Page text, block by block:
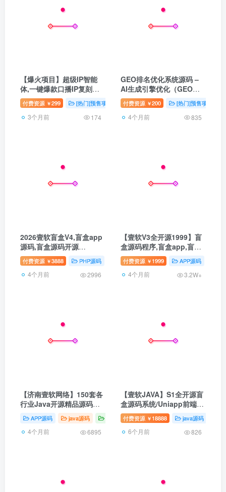
【爆火项目】超级IP智能
体,一键爆款口播IP复刻系
统，2026市场已验证爆款
项目，0基础小白快速上手
付费资源 ￥299 [热门]预售项目 壹软自研
3个月前 174
GEO排名优化系统源码 –
AI生成引擎优化（GEO）
搜索排名回答优化营销服务
大模型问答推荐GEO排名
优化系统源码搭建-全网首
付费资源 ￥200 [热门]预售项目
4个月前 835
2026壹软盲盒V4,盲盒app
源码,盲盒源码开源
uniapp,H5,小程序V4支持
国际盲盒源码
付费资源 ￥3888 PHP源码 国内盲盒 壹软互站 壹软盲盒-支
4个月前 2996
【壹软V3全开源1999】盲
盒源码程序,盲盒app,盲盒
小程序,支持国际版海外盲
盒付费资源 ￥ 1999 APP源码
4个月前 3.2W+
【济南壹软网络】150套各
行业Java开源精品源码定
制 – 无版权顾虑，专业咨
询优化服务
APP源码 java源码 壹软互站
4个月前 6895
【壹软JAVA】S1全开源盲
盒源码系统/Uniapp前端
+JAVA后端/一番赏+爬塔
+排名榜+无限赏
付费资源 ￥ 18888 java源码
6个月前 826